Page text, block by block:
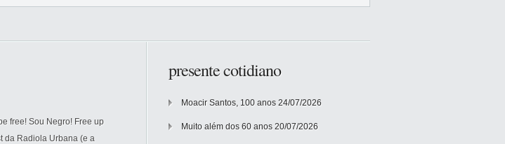
free! Sou Negro! Free up
da Radiola Urbana (e a
presente cotidiano
Moacir Santos, 100 anos 24/07/2026
Muito além dos 60 anos 20/07/2026